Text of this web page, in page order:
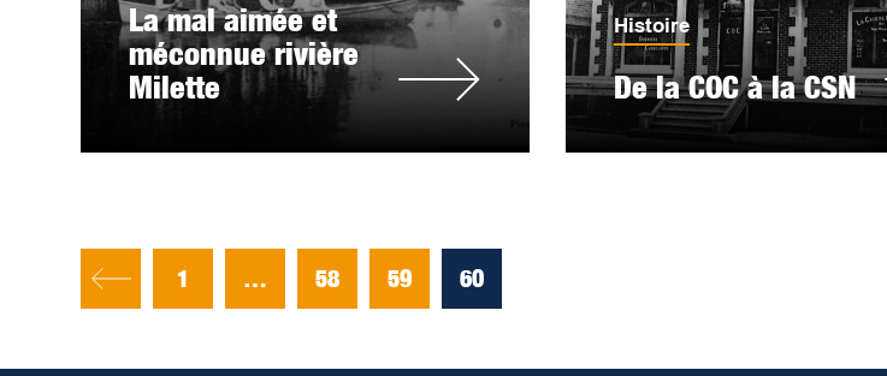
La mal aimée et
méconnue rivière
Milette
Histoire
De la COC à la CSN
1 … 58 59 60